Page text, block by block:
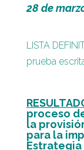
28 de
LISTA
prueba
proceso
la
para la